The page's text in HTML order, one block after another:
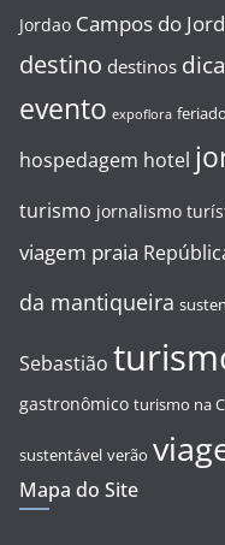
Jordao Campos do
destino destinos
evento expoflora feriado
hospedagem hotel
turismo jornalismo
viagem praia
da mantiqueira
Sebastião
gastronômico turismo na
sustentável verão
Mapa do Site